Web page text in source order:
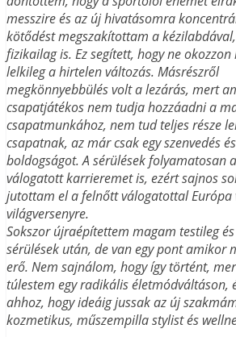
messzire és az új hivatásomra
kötődést megszakítottam a
fizikailag is. Ez segített, hogy ne
lelkileg a hirtelen változás. Másrészről
megkönnyebbülés volt a lezárás, mert
csapatjátékos nem tudja hozzáadni a
csapatmunkához, nem tud teljes része
csapatnak, az már csak egy szenvedés
boldogságot. A sérülések folyamatosan
válogatott karrieremet is, ezért sajnos
jutottam el a felnőtt válogatottal Európa
világversenyre.
Sokszor újraépítettem magam testileg
sérülések után, de van egy pont amikor
erő. Nem sajnálom, hogy így történt,
túlestem egy radikális életmódváltáson,
ahhoz, hogy ideáig jussak az új
kozmetikus, műszempilla stylist és